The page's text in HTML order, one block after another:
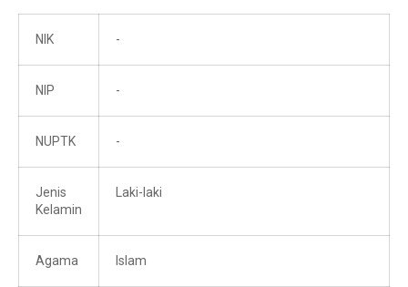
NIK -
NIP -
NUPTK -
Jenis
Kelamin
Laki-laki
Agama Islam